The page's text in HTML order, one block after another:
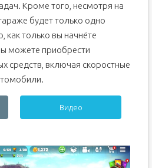
Кроме того, несмотря на
будет только одно
как только вы начнёте
можете приобрести
средств, включая скоростные
Видео